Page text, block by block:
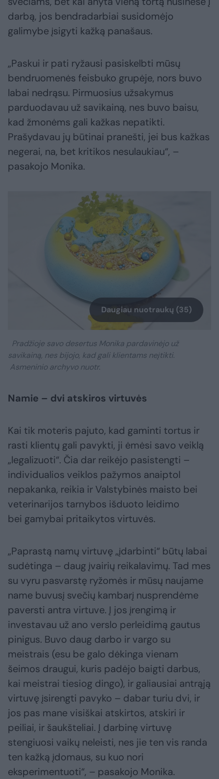
darbą, jos bendradarbiai susidomėjo
galimybe įsigyti kažką panašaus.
„Paskui ir pati ryžausi pasiskelbti mūsų
bendruomenės feisbuko grupėje, nors buvo
labai nedrąsu. Pirmuosius užsakymus
parduodavau už savikainą, nes buvo baisu,
kad žmonėms gali kažkas nepatikti.
Prašydavau jų būtinai pranešti, jei bus kažkas
negerai, na, bet kritikos nesulaukiau“, –
pasakojo Monika.
Daugiau nuotraukų (35)
Pradžioje savo desertus Monika pardavinėjo už
savikainą, nes bijojo, kad gali klientams neįtikti.
Asmeninio archyvo nuotr.
Namie – dvi atskiros virtuvės
Kai tik moteris pajuto, kad gaminti tortus ir
rasti klientų gali pavykti, ji ėmėsi savo veiklą
„legalizuoti“. Čia dar reikėjo pasistengti –
individualios veiklos pažymos anaiptol
nepakanka, reikia ir Valstybinės maisto bei
veterinarijos tarnybos išduoto leidimo
bei gamybai pritaikytos virtuvės.
„Paprastą namų virtuvę „įdarbinti“ būtų labai
sudėtinga – daug įvairių reikalavimų. Tad mes
su vyru pasvarstę ryžomės ir mūsų naujame
name buvusį svečių kambarį nusprendėme
paversti antra virtuve. Į jos įrengimą ir
investavau už ano verslo perleidimą gautus
pinigus. Buvo daug darbo ir vargo su
meistrais (esu be galo dėkinga vienam
šeimos draugui, kuris padėjo baigti darbus,
kai meistrai tiesiog dingo), ir galiausiai antrąją
virtuvę įsirengti pavyko – dabar turiu dvi, ir
jos pas mane visiškai atskirtos, atskiri ir
peiliai, ir šaukšteliai. Į darbinę virtuvę
stengiuosi vaikų neleisti, nes jie ten vis randa
ten kažką įdomaus, su kuo nori
eksperimentuoti“, – pasakojo Monika.